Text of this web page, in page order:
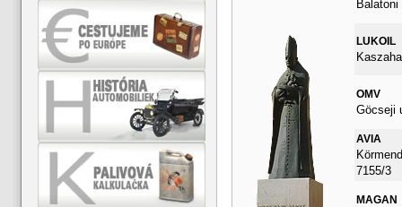
LUKOIL
OMV
Göcseji
AVIA
7155/3
MAGAN